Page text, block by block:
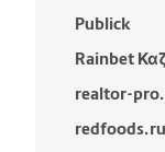
Publick
Rainbet
realtor-